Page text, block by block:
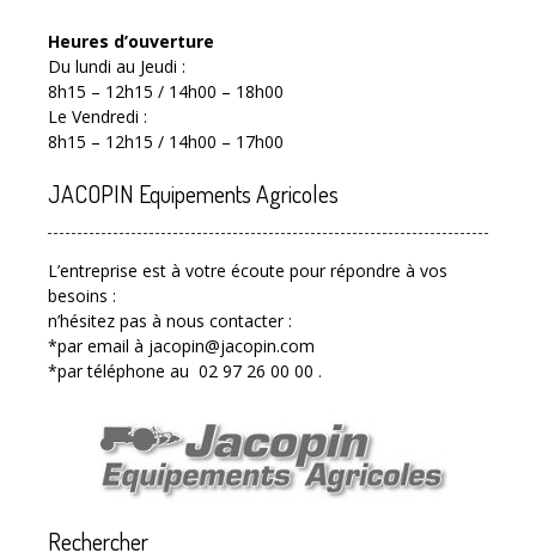
Heures d’ouverture
Du lundi au Jeudi :
8h15 – 12h15 / 14h00 – 18h00
Le Vendredi :
8h15 – 12h15 / 14h00 – 17h00
JACOPIN Equipements Agricoles
L’entreprise est à votre écoute pour répondre à vos
besoins :
n’hésitez pas à nous contacter :
*par email à jacopin@jacopin.com
*par téléphone au 02 97 26 00 00 .
Rechercher